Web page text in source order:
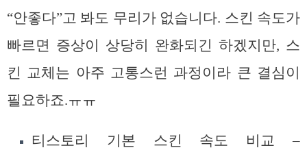
“안좋다”고 봐도 무리가 없습니다. 스킨 속도가
빠르면 증상이 상당히 완화되긴 하겠지만, 스
킨 교체는 아주 고통스런 과정이라 큰 결심이
필요하죠.ㅠㅠ
티스토리 기본 스킨 속도 비교 –